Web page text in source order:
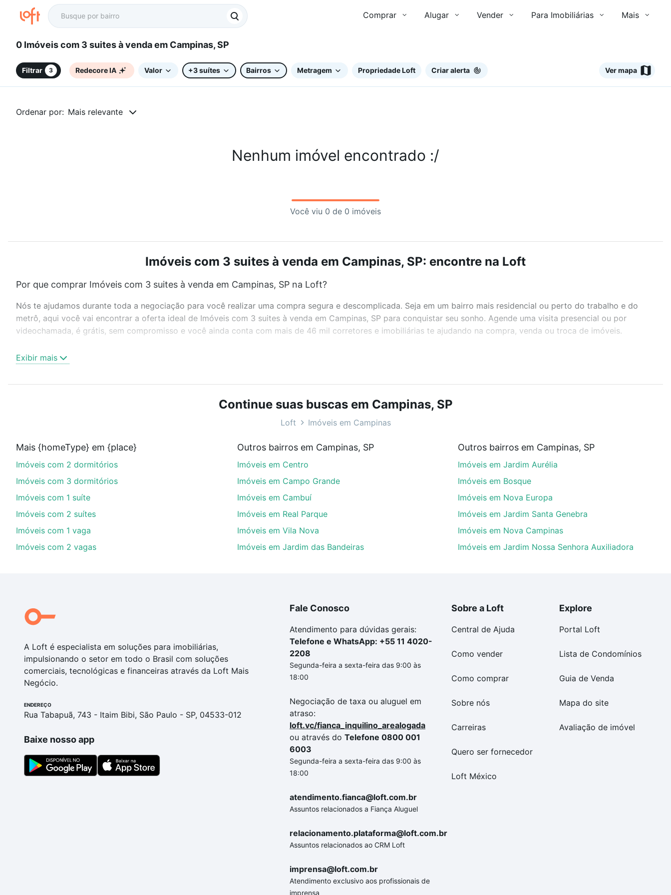
Comprar Alugar Vender Para Imobiliárias Mais
0 Imóveis com 3 suites à venda em Campinas, SP
Filtrar 3 Redecore IA Valor +3 suítes Bairros Metragem Propriedade Loft Criar alerta Ver mapa
Ordenar por: Mais relevante
Nenhum imóvel encontrado :/
Você viu 0 de 0 imóveis
Imóveis com 3 suites à venda em Campinas, SP: encontre na Loft
Por que comprar Imóveis com 3 suites à venda em Campinas, SP na Loft?
Nós te ajudamos durante toda a negociação para você realizar uma compra segura e descomplicada. Seja em um bairro mais residencial ou perto do trabalho e do
metrô, aqui você vai encontrar a oferta ideal de Imóveis com 3 suites à venda em Campinas, SP para conquistar seu sonho. Agende uma visita presencial ou por
videochamada, é grátis, sem compromisso e você ainda conta com mais de 46 mil corretores e imobiliárias te ajudando na compra, venda ou troca de imóveis.
ou sem vaga de garagem para combinar perfeitamente com o preço, metragem e comodidades, como piscina, academia, salão de festas ou área verde e encontrar
Imóveis com 3 suites à venda em Campinas, SP ideal para você na Loft.
Qual o preço de Imóveis com 3 suites à venda em Campinas, SP?
imobiliário as parcelas podem se adequar ao seu orçamento. Se ainda tem alguma dúvida dos custos envolvidos no processo de compra, veja em nosso portal
custa comprar um apartamento
e conte com a gente para comprar o imóvel dos seus sonhos com segurança e conforto. Loft, com você até as chaves.
Exibir mais
Continue suas buscas em Campinas, SP
Loft Imóveis em Campinas
Mais {homeType} em {place}
Imóveis com 2 dormitórios
Imóveis com 3 dormitórios
Imóveis com 1 suíte
Imóveis com 2 suítes
Imóveis com 1 vaga
Imóveis com 2 vagas
Outros bairros em Campinas, SP
Imóveis em Centro
Imóveis em Campo Grande
Imóveis em Cambuí
Imóveis em Real Parque
Imóveis em Vila Nova
Imóveis em Jardim das Bandeiras
Outros bairros em Campinas, SP
Imóveis em Jardim Aurélia
Imóveis em Bosque
Imóveis em Nova Europa
Imóveis em Jardim Santa Genebra
Imóveis em Nova Campinas
Imóveis em Jardim Nossa Senhora Auxiliadora
A Loft é especialista em soluções para imobiliárias,
impulsionando o setor em todo o Brasil com soluções
comerciais, tecnológicas e financeiras através da Loft Mais
Negócio.
ENDEREÇO
Rua Tabapuã, 743 - Itaim Bibi, São Paulo - SP, 04533-012
Baixe nosso app
Fale Conosco
Atendimento para dúvidas gerais:
Telefone e WhatsApp: +55 11 4020-
2208
Segunda-feira a sexta-feira das 9:00 às
18:00
Negociação de taxa ou aluguel em
atraso:
loft.vc/fianca_inquilino_arealogada
ou através do Telefone 0800 001
6003
Segunda-feira a sexta-feira das 9:00 às
18:00
atendimento.fianca@loft.com.br
Assuntos relacionados a Fiança Aluguel
relacionamento.plataforma@loft.com.br
Assuntos relacionados ao CRM Loft
imprensa@loft.com.br
Atendimento exclusivo aos profissionais de
imprensa
Sobre a Loft
Central de Ajuda
Como vender
Como comprar
Sobre nós
Carreiras
Quero ser fornecedor
Loft México
Explore
Portal Loft
Lista de Condomínios
Guia de Venda
Mapa do site
Avaliação de imóvel